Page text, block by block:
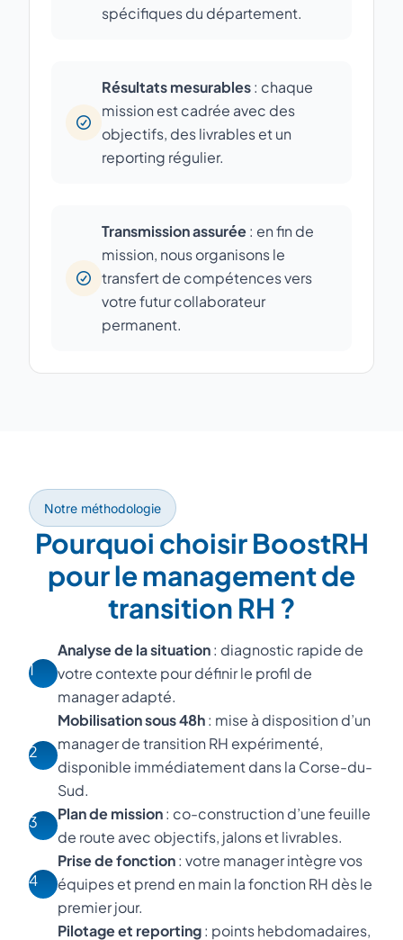
spécifiques du département.
Résultats mesurables: chaque
mission est cadrée avec des
objectifs, des livrables et un
reporting régulier.
Transmission assurée: en fin de
mission, nous organisons le
transfert de compétences vers
votre futur collaborateur
permanent.
Notre méthodologie
Pourquoi choisir BoostRH
pour le management de
transition RH ?
1
Analyse de la situation: diagnostic rapide de
votre contexte pour définir le profil de
manager adapté.
2
Mobilisation sous 48h: mise à disposition d’un
manager de transition RH expérimenté,
disponible immédiatement dans la Corse-du-
Sud.
3
Plan de mission: co-construction d’une feuille
de route avec objectifs, jalons et livrables.
4
Prise de fonction: votre manager intègre vos
équipes et prend en main la fonction RH dès le
premier jour.
Pilotage et reporting: points hebdomadaires,